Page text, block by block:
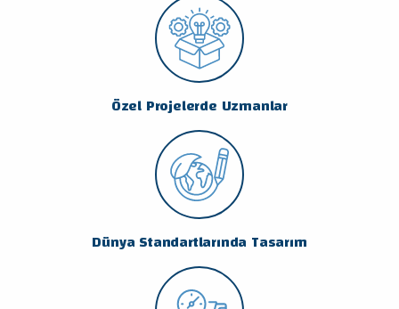
Özel Projelerde Uzmanlar
Dünya Standartlarında Tasarım